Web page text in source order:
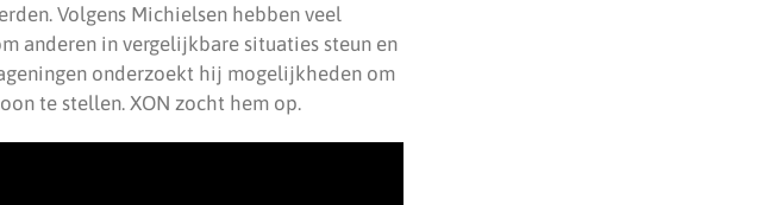
Volgens Michielsen hebben veel
anderen in vergelijkbare situaties steun en
onderzoekt hij mogelijkheden om
te stellen. XON zocht hem op.